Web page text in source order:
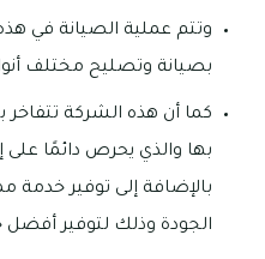
وتتم عملية الصيانة في
بصيانة وتصليح مختلف
كما أن هذه الشركة
بها والذي يحرص دائمًا على
بالإضافة إلى توفير خدمة
الجودة وذلك لتوفير أفضل